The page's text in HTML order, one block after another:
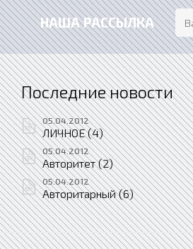
НАША РАССЫЛКА
Последние новости
05.04.2012
ЛИЧНОЕ (4)
05.04.2012
Авторитет (2)
05.04.2012
Авторитарный (6)